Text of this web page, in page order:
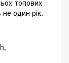
топових
один рік.